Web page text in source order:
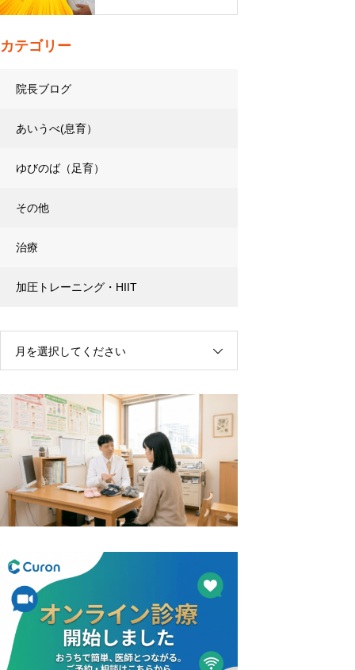
カテゴリー
院長ブログ
あいうべ(息育）
ゆびのば（足育）
その他
治療
加圧トレーニング・HIIT
月を選択してください